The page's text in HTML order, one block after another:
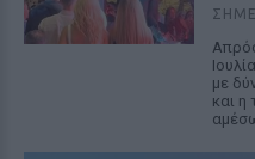
με
και η